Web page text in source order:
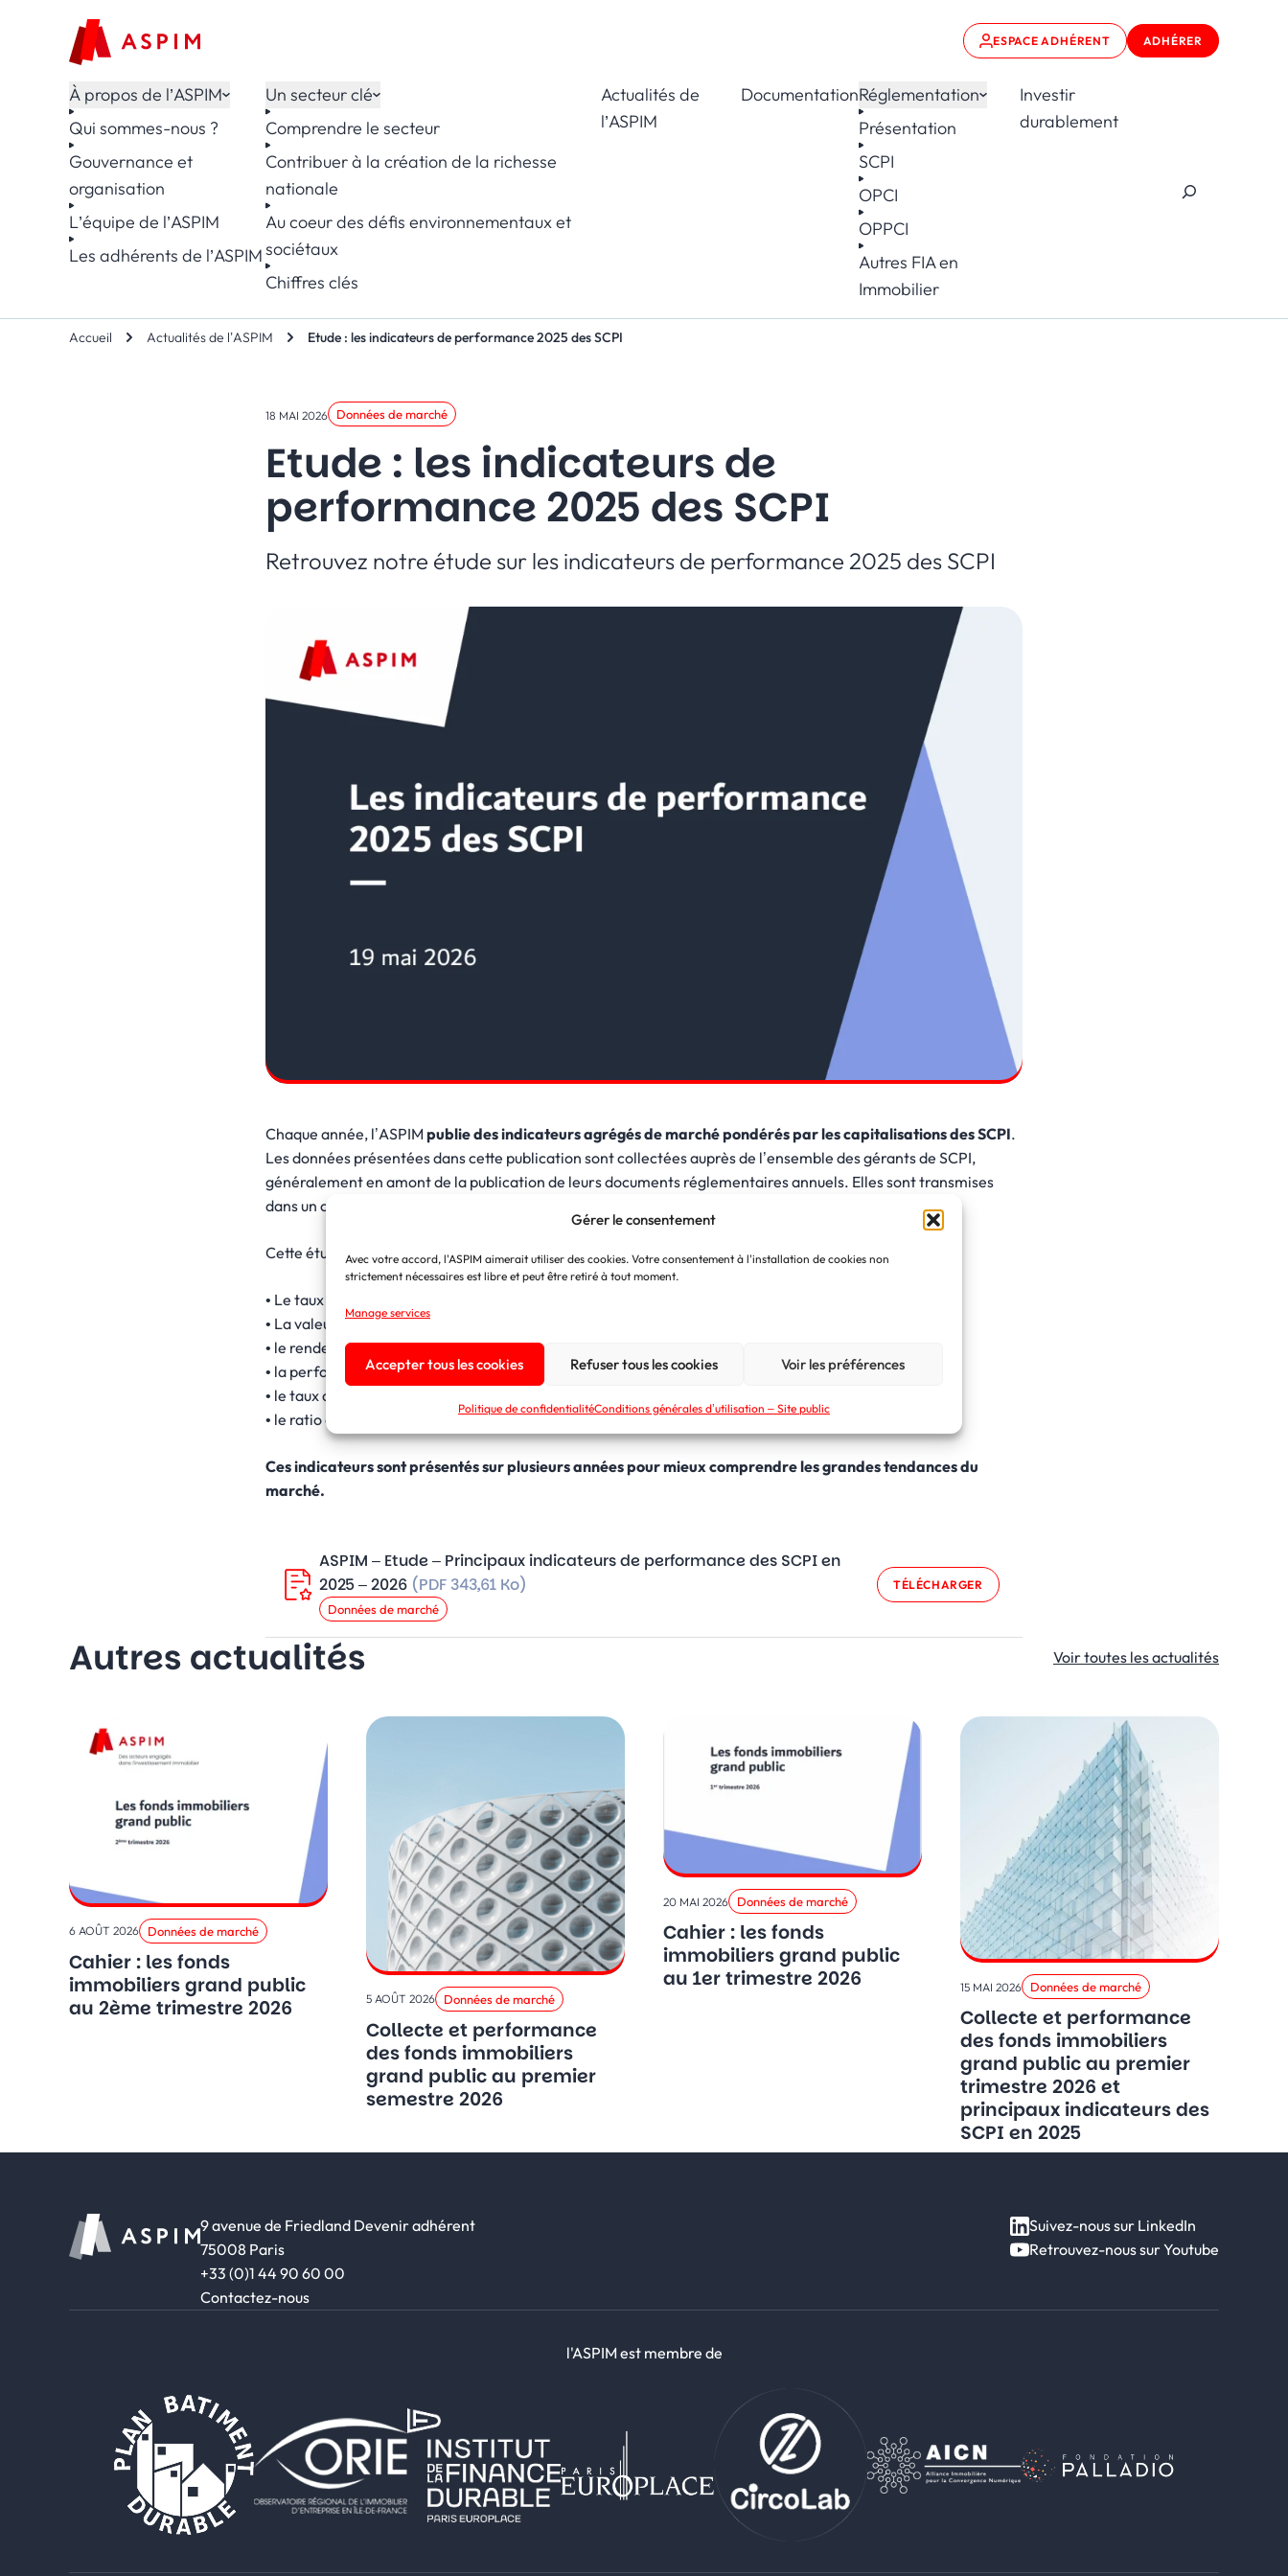
Gérer le consentement
Avec votre accord, l'ASPIM aimerait utiliser des cookies. Votre consentement à l'installation de cookies non
strictement nécessaires est libre et peut être retiré à tout moment.
Manage services
Accepter tous les cookies Refuser tous les cookies Voir les préférences
Politique de confidentialitéConditions générales d’utilisation – Site public
ESPACE ADHÉRENT ADHÉRER
À propos de l’ASPIM
Qui sommes-nous ?
Gouvernance et
organisation
L’équipe de l’ASPIM
Les adhérents de l’ASPIM
Un secteur clé
Comprendre le secteur
Contribuer à la création de la richesse
nationale
Au coeur des défis environnementaux et
sociétaux
Chiffres clés
Actualités de
l’ASPIM
DocumentationRéglementation
Présentation
SCPI
OPCI
OPPCI
Autres FIA en
Immobilier
Investir
durablement
Accueil Actualités de l’ASPIM Etude : les indicateurs de performance 2025 des SCPI
18 MAI 2026 Données de marché
Etude : les indicateurs de
performance 2025 des SCPI
Retrouvez notre étude sur les indicateurs de performance 2025 des SCPI
Chaque année, l’ASPIMpublie des indicateurs agrégés de marché pondérés par les capitalisations des SCPI.
Les données présentées dans cette publication sont collectées auprès de l’ensemble des gérants de SCPI,
généralement en amont de la publication de leurs documents réglementaires annuels. Elles sont transmises
dans un cadre déclaratif et peuvent donc faire l’objet d’ajustements ultérieurs.
Cette étude présente notamment :
• Le taux de distribution ;
• La valeur de réalisation par part ;
• le rendement global immobilier ;
• la performance globale annuelle ;
• le taux d’occupation financier ;
• le ratio dettes et autres engagements.
Ces indicateurs sont présentés sur plusieurs années pour mieux comprendre les grandes tendances du
marché.
ASPIM – Etude – Principaux indicateurs de performance des SCPI en
2025 – 2026 (PDF 343,61 Ko)
Données de marché
TÉLÉCHARGER
Autres actualités Voir toutes les actualités
6 AOÛT 2026 Données de marché
Cahier : les fonds
immobiliers grand public
au 2ème trimestre 2026
5 AOÛT 2026 Données de marché
Collecte et performance
des fonds immobiliers
grand public au premier
semestre 2026
20 MAI 2026 Données de marché
Cahier : les fonds
immobiliers grand public
au 1er trimestre 2026
15 MAI 2026 Données de marché
Collecte et performance
des fonds immobiliers
grand public au premier
trimestre 2026 et
principaux indicateurs des
SCPI en 2025
9 avenue de Friedland
75008 Paris
+33 (0)1 44 90 60 00
Contactez-nous
Devenir adhérent
Suivez-nous sur LinkedIn
Retrouvez-nous sur Youtube
l'ASPIM est membre de